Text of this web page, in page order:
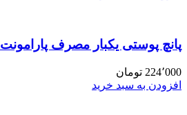
پانچ پوستی یکبار مصرف پارامونت 3.5m 3.5-PUNCH
224٬000 تومان
افزودن به سبد خرید